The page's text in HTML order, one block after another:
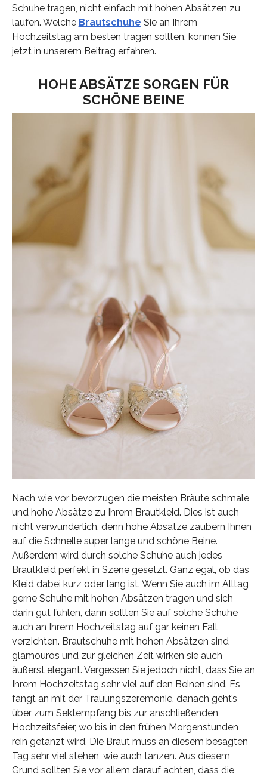
Schuhe tragen, nicht einfach mit hohen Absätzen zu
laufen. Welche Brautschuhe Sie an Ihrem
Hochzeitstag am besten tragen sollten, können Sie
jetzt in unserem Beitrag erfahren.
HOHE ABSÄTZE SORGEN FÜR
SCHÖNE BEINE
Nach wie vor bevorzugen die meisten Bräute schmale
und hohe Absätze zu Ihrem Brautkleid. Dies ist auch
nicht verwunderlich, denn hohe Absätze zaubern Ihnen
auf die Schnelle super lange und schöne Beine.
Außerdem wird durch solche Schuhe auch jedes
Brautkleid perfekt in Szene gesetzt. Ganz egal, ob das
Kleid dabei kurz oder lang ist. Wenn Sie auch im Alltag
gerne Schuhe mit hohen Absätzen tragen und sich
darin gut fühlen, dann sollten Sie auf solche Schuhe
auch an Ihrem Hochzeitstag auf gar keinen Fall
verzichten. Brautschuhe mit hohen Absätzen sind
glamourös und zur gleichen Zeit wirken sie auch
äußerst elegant. Vergessen Sie jedoch nicht, dass Sie an
Ihrem Hochzeitstag sehr viel auf den Beinen sind. Es
fängt an mit der Trauungszeremonie, danach geht’s
über zum Sektempfang bis zur anschließenden
Hochzeitsfeier, wo bis in den frühen Morgenstunden
rein getanzt wird. Die Braut muss an diesem besagten
Tag sehr viel stehen, wie auch tanzen. Aus diesem
Grund sollten Sie vor allem darauf achten, dass die